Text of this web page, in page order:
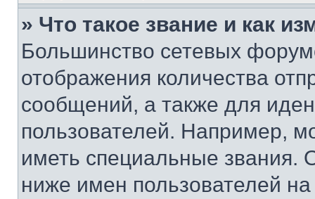
» Что такое звание и как
Большинство сетевых
отображения количества
сообщений, а также для
пользователей. Например,
иметь специальные звания.
ниже имен пользователей